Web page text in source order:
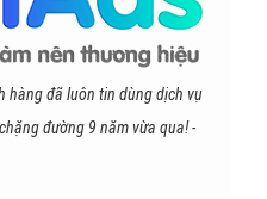
hàng đã luôn tin dùng dịch vụ
đường 9 năm vừa qua! -